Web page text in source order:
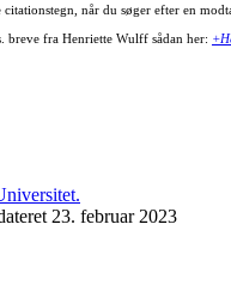
når du søger efter en
breve fra Henriette Wulff sådan her:
23. februar 2023